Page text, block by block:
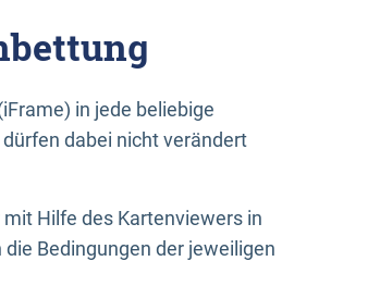
in jede beliebige
dabei nicht verändert
Hilfe des Kartenviewers in
Bedingungen der jeweiligen